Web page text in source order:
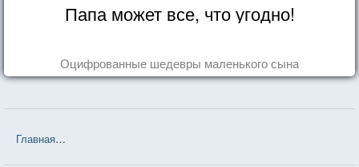
Папа может все, что угодно!
Оцифрованные шедевры маленького сына
Главная